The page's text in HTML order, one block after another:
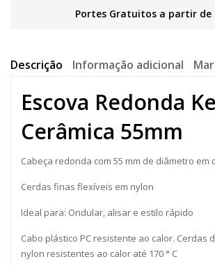
Portes Gratuitos a partir de
Descrição Informação adicional
Escova Redonda
Cerâmica 55mm
Cabeça redonda com 55 mm de diâmetro em
Cerdas finas flexíveis em nylon
Ideal para: Ondular, alisar e estilo rápido
Cabo plástico PC resistente ao calor. Cerdas
nylon resistentes ao calor até 170 ° C